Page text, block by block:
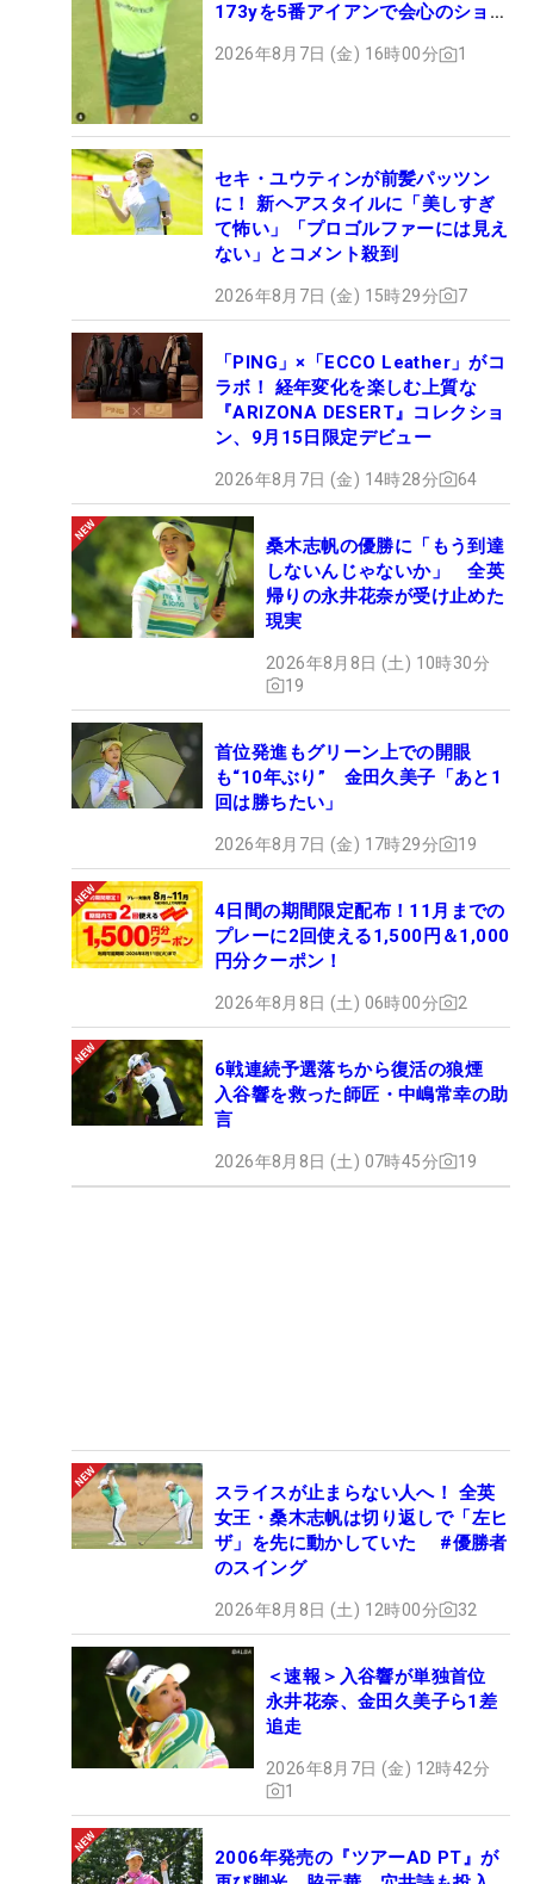
173yを5番アイアンで会心のショッ
2026年8月7日 (金) 16時00分 1
セキ・ユウティンが前髪パッツン
に！ 新ヘアスタイルに「美しすぎ
て怖い」「プロゴルファーには見え
ない」とコメント殺到
2026年8月7日 (金) 15時29分 7
「PING」×「ECCO Leather」がコ
ラボ！ 経年変化を楽しむ上質な
『ARIZONA DESERT』コレクショ
ン、9月15日限定デビュー
2026年8月7日 (金) 14時28分 64
桑木志帆の優勝に「もう到達
しないんじゃないか」 全英
帰りの永井花奈が受け止めた
現実
2026年8月8日 (土) 10時30分
19
首位発進もグリーン上での開眼
も“10年ぶり” 金田久美子「あと1
回は勝ちたい」
2026年8月7日 (金) 17時29分 19
4日間の期間限定配布！11月までの
プレーに2回使える1,500円＆1,000
円分クーポン！
2026年8月8日 (土) 06時00分 2
6戦連続予選落ちから復活の狼煙
入谷響を救った師匠・中嶋常幸の助
言
2026年8月8日 (土) 07時45分 19
スライスが止まらない人へ！ 全英
女王・桑木志帆は切り返しで「左ヒ
ザ」を先に動かしていた #優勝者
のスイング
2026年8月8日 (土) 12時00分 32
＜速報＞入谷響が単独首位
永井花奈、金田久美子ら1差
追走
2026年8月7日 (金) 12時42分
1
2006年発売の『ツアーAD PT』が